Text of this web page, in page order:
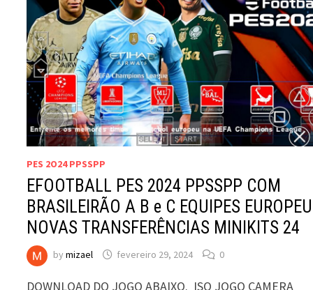
PES 2O24 PPSSPP
EFOOTBALL PES 2024 PPSSPP COM
BRASILEIRÃO A B e C EQUIPES
NOVAS TRANSFERÊNCIAS MINIKITS 24
bymizael fevereiro 29, 2024 0
DOWNLOAD DO JOGO ABAIXO. ISO JOGO CAMERA